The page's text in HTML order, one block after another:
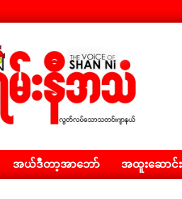
အယ်ဒီတာ့အာဘော် အထူးဆောင်း